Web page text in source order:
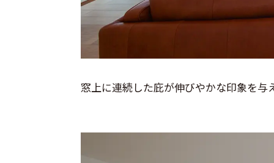
窓上に連続した庇が伸びやかな印象を与